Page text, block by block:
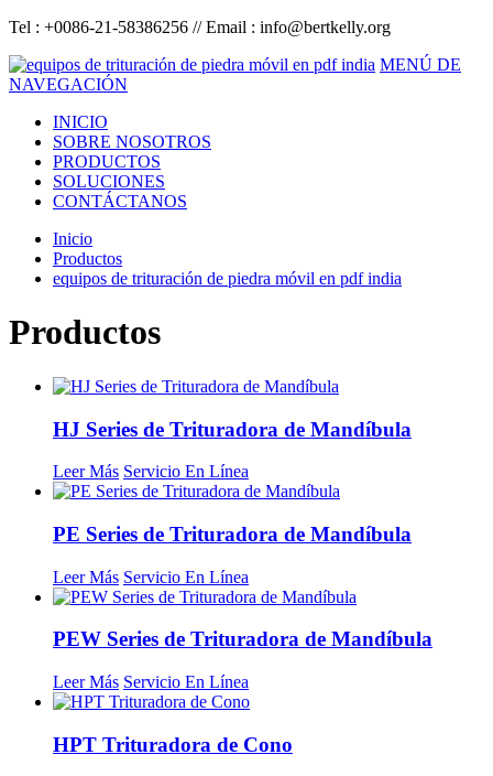
Tel : +0086-21-58386256 // Email : info@bertkelly.org
MENÚ DE
NAVEGACIÓN
INICIO
SOBRE NOSOTROS
PRODUCTOS
SOLUCIONES
CONTÁCTANOS
Inicio
Productos
equipos de trituración de piedra móvil en pdf india
Productos
HJ Series de Trituradora de Mandíbula
Leer Más Servicio En Línea
PE Series de Trituradora de Mandíbula
Leer Más Servicio En Línea
PEW Series de Trituradora de Mandíbula
Leer Más Servicio En Línea
HPT Trituradora de Cono